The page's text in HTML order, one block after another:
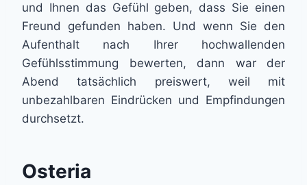
und Ihnen das Gefühl geben, dass Sie einen
Freund gefunden haben. Und wenn Sie den
Aufenthalt nach Ihrer hochwallenden
Gefühlsstimmung bewerten, dann war der
Abend tatsächlich preiswert, weil mit
unbezahlbaren Eindrücken und Empfindungen
durchsetzt.
Osteria